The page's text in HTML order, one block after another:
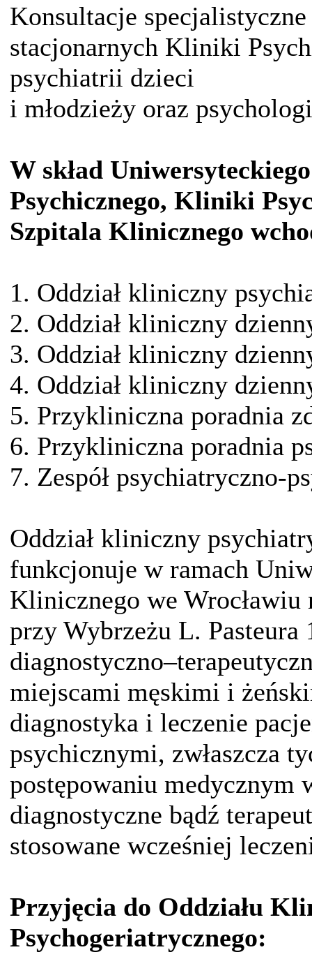
Konsultacje
stacjonarnych Kliniki
psychiatrii dzieci
i młodzieży oraz
W skład
Psychicznego, Kliniki
Szpitala Klinicznego
1. Oddział kliniczny
2. Oddział kliniczny
3. Oddział kliniczny
4. Oddział kliniczny
5. Przykliniczna poradnia
6. Przykliniczna poradnia
7. Zespół psychiatryczno-
Oddział kliniczny
funkcjonuje w ramach
Klinicznego we
przy Wybrzeżu L. Pasteura
miejscami męskimi i
diagnostyka i leczenie
psychicznymi, zwłaszcza
postępowaniu medycznym
diagnostyczne bądź
stosowane wcześniej
Przyjęcia do Oddziału
Psychogeriatrycznego: